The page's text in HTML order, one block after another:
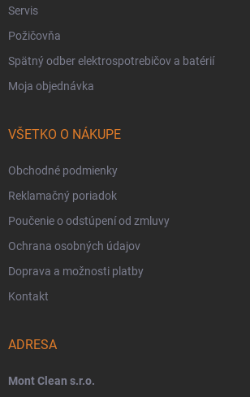
Servis
Požičovňa
Spätný odber elektrospotrebičov a batérií
Moja objednávka
VŠETKO O NÁKUPE
Obchodné podmienky
Reklamačný poriadok
Poučenie o odstúpení od zmluvy
Ochrana osobných údajov
Doprava a možnosti platby
Kontakt
ADRESA
Mont Clean s.r.o.